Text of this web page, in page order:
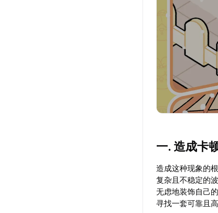
一. 造成卡
造成这种现象的
复杂且不稳定的
无虑地装饰自己
寻找一套可靠且